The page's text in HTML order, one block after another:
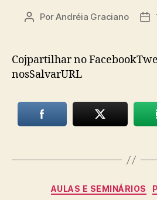
Autor
PorAndréia Graciano
Cojpartilhar no
nosSalvarURL
AULAS E SEMINÁRIOS